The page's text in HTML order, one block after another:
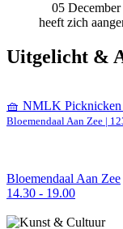
05
heeft zich
Uitgelicht &
🧺 NMLK Picknicken
Bloemendaal Aan Zee |
Bloemendaal Aan Zee
14.30 - 19.00